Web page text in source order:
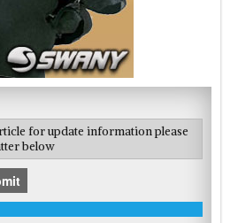
for update information please
below